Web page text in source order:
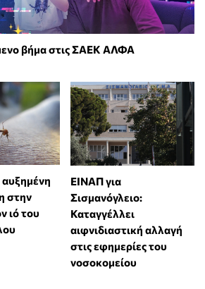
βήμα στις ΣΑΕΚ ΑΛΦΑ
αυξημένη
στην
ιό του
ΕΙΝΑΠ για
Σισμανόγλειο:
Καταγγέλλει
αιφνιδιαστική αλλαγή
στις εφημερίες του
νοσοκομείου